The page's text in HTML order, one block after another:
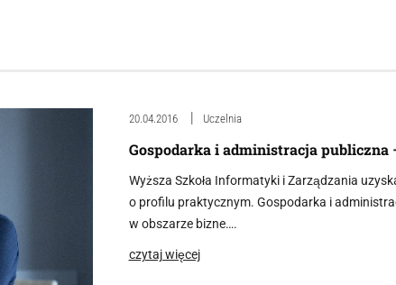
20.04.2016 Uczelnia
Gospodarka i administracja
Wyższa Szkoła Informatyki i Zarządzania
o profilu praktycznym. Gospodarka i
w obszarze bizne….
czytaj więcej